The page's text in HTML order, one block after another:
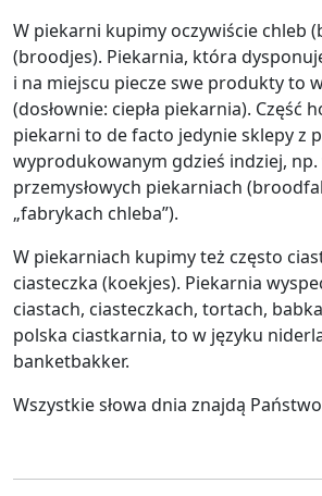
W piekarni kupimy oczywiście chleb
(broodjes). Piekarnia, która
i na miejscu piecze swe produkty to
(dosłownie: ciepła piekarnia). Część
piekarni to de facto jedynie sklepy z
wyprodukowanym gdzieś indziej,
przemysłowych piekarniach
„fabrykach chleba”).
W piekarniach kupimy też często
ciasteczka (koekjes). Piekarnia
ciastach, ciasteczkach, tortach,
polska ciastkarnia, to w języku
banketbakker.
Wszystkie słowa dnia znajdą